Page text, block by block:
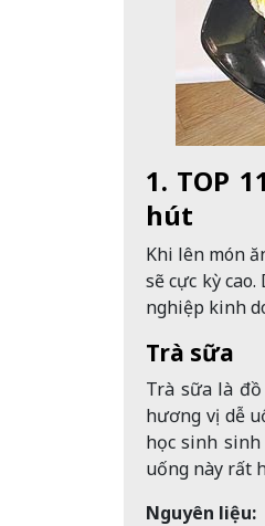
1. TOP
hút
Khi lên món
sẽ cực kỳ
nghiệp kinh
Trà sữa
Trà sữa là
hương vị dễ
học sinh
uống này rất
Nguyên liệu: